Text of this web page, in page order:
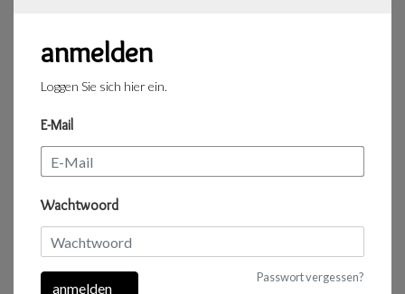
anmelden
Loggen Sie sich hier ein.
E-Mail
Wachtwoord
Passwort vergessen?
anmelden